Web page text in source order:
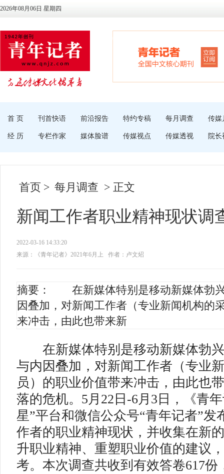
2026年08月06日 星期四
首 页 刊首快语 前沿报告 特约专稿 每月调查 传媒
经 历 专栏作家 媒体脸谱 传媒视点 传媒透视 院长
首页 > 每月调查 > 正文
新闻工作者职业精神现状调
2022-03-16 14:33:20
来源：《青年记者》2021年6月上
作者：卢文炤
摘要： 在新媒体特别是移动新媒体勃兴
因叠加，对新闻工作者（专业新闻机构的
来冲击，由此也带来新
在新媒体特别是移动新媒体勃兴
与内因叠加，对新闻工作者（专业
员）的职业价值带来冲击，由此也
落的危机。5月22日-6月3日，《青
星”平台和微信公众号“青年记者”发
作者的职业精神现状，并收集在新
升职业精神、重塑职业价值的建议
考。本次调查共收到有效答卷617